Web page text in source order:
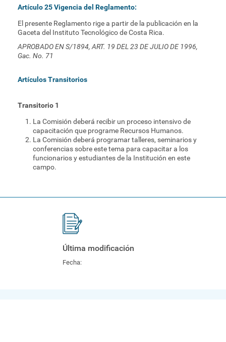
Artículo 25 Vigencia del Reglamento:
El presente Reglamento rige a partir de la publicación en la
Gaceta del Instituto Tecnológico de Costa Rica.
APROBADO EN S/1894, ART. 19 DEL 23 DE JULIO DE 1996,
Gac. No. 71
Artículos Transitorios
Transitorio 1
La Comisión deberá recibir un proceso intensivo de
capacitación que programe Recursos Humanos.
La Comisión deberá programar talleres, seminarios y
conferencias sobre este tema para capacitar a los
funcionarios y estudiantes de la Institución en este
campo.
Última modificación
Fecha: